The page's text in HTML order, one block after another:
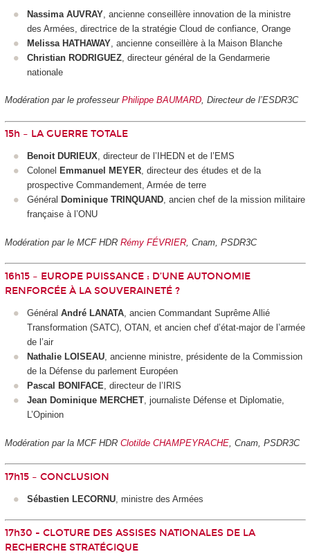
Nassima AUVRAY , ancienne conseillère innovation de la ministre
des Armées, directrice de la stratégie Cloud de confiance, Orange
Melissa HATHAWAY , ancienne conseillère à la Maison Blanche
Christian RODRIGUEZ , directeur général de la Gendarmerie
nationale
Modération par le professeur Philippe BAUMARD, Directeur de l’ESDR3C
15h – LA GUERRE TOTALE
Benoit DURIEUX, directeur de l’IHEDN et de l’EMS
Colonel Emmanuel MEYER, directeur des études et de la
prospective Commandement, Armée de terre
Général Dominique TRINQUAND, ancien chef de la mission militaire
française à l’ONU
Modération par le MCF HDR Rémy FÉVRIER, Cnam, PSDR3C
16h15 – EUROPE PUISSANCE : D’UNE AUTONOMIE
RENFORCÉE À LA SOUVERAINETÉ ?
Général André LANATA, ancien Commandant Suprême Allié
Transformation (SATC), OTAN, et ancien chef d’état-major de l’armée
de l’air
Nathalie LOISEAU, ancienne ministre, présidente de la Commission
de la Défense du parlement Européen
Pascal BONIFACE, directeur de l’IRIS
Jean Dominique MERCHET, journaliste Défense et Diplomatie,
L’Opinion
Modération par la MCF HDR Clotilde CHAMPEYRACHE, Cnam, PSDR3C
17h15 – CONCLUSION
Sébastien LECORNU , ministre des Armées
17h30 - CLOTURE DES ASSISES NATIONALES DE LA
RECHERCHE STRATÉGIQUE